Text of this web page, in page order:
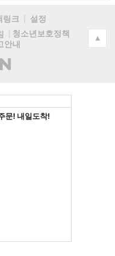
링크
설정
청소년보호정책
안내
▲